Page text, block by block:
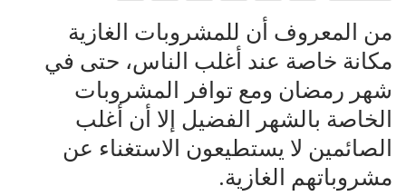
من المعروف أن للمشروبات الغازية
مكانة خاصة عند أغلب الناس، حتى في
شهر رمضان ومع توافر المشروبات
الخاصة بالشهر الفضيل إلا أن أغلب
الصائمين لا يستطيعون الاستغناء عن
مشروباتهم الغازية.